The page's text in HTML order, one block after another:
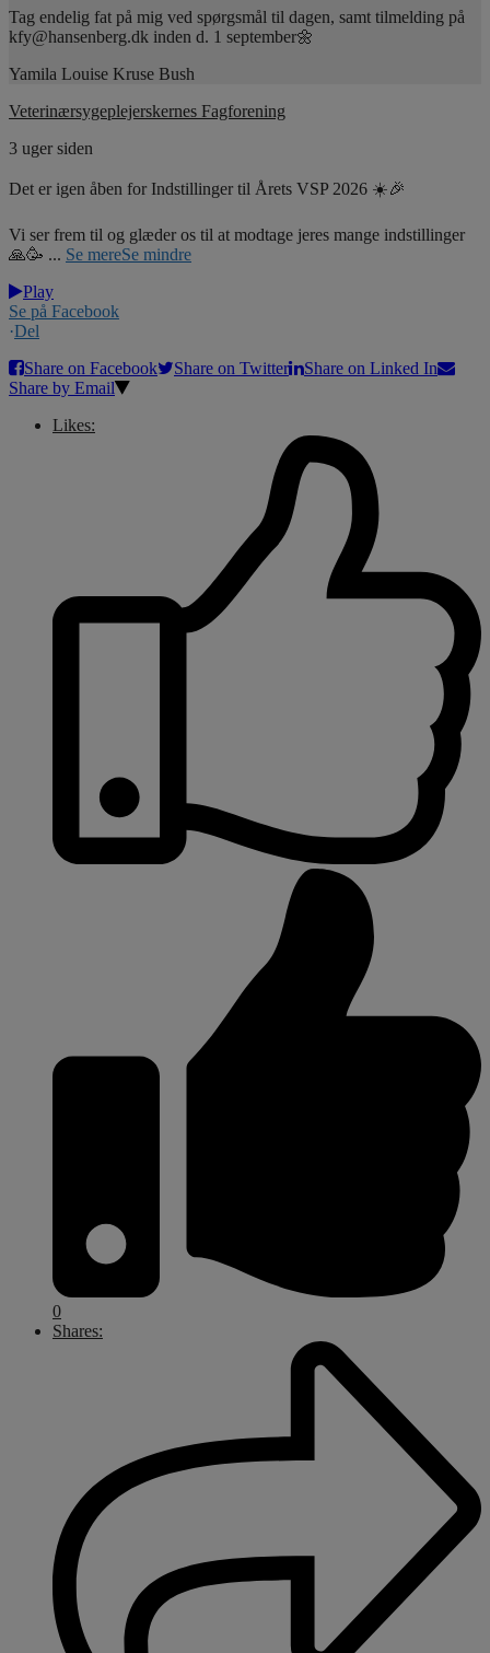
Tag endelig fat på mig ved spørgsmål til dagen, samt tilmelding på
kfy@hansenberg.dk inden d. 1 september🌼
Yamila Louise Kruse Bush
Veterinærsygeplejerskernes Fagforening
3 uger siden
Det er igen åben for Indstillinger til Årets VSP 2026 ☀️🎉
Vi ser frem til og glæder os til at modtage jeres mange indstillinger
🙏🥳 ... Se mereSe mindre
Play
Se på Facebook
·Del
Share on Facebook
Share on Twitter
Share on Linked In
Share by Email
Likes:
0
Shares: